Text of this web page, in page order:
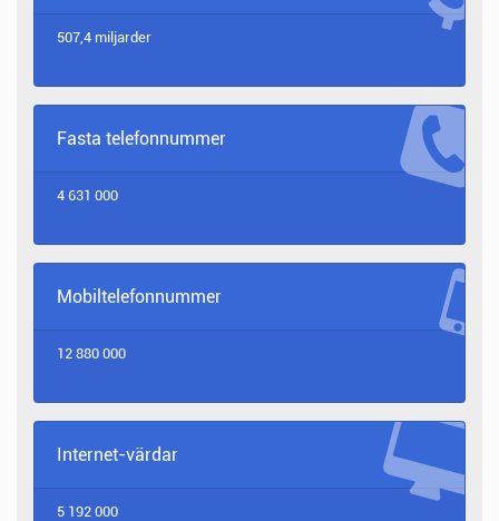
507,4 miljarder
Fasta telefonnummer
4 631 000
Mobiltelefonnummer
12 880 000
Internet-värdar
5 192 000